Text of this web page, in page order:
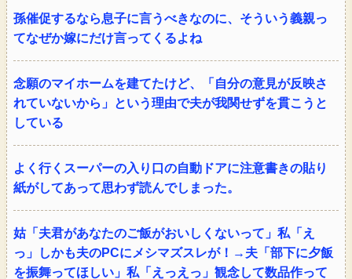
孫催促するなら息子に言うべきなのに、そういう義親っ
てなぜか嫁にだけ言ってくるよね
念願のマイホームを建てたけど、「自分の意見が反映さ
れていないから」という理由で夫が我関せずを貫こうと
している
よく行くスーパーの入り口の自動ドアに注意書きの貼り
紙がしてあって思わず読んでしまった。
姑「夫君があなたのご飯がおいしくないって」私「え
っ」しかも夫のPCにメシマズスレが！→夫「部下に夕飯
を振舞ってほしい」私「えっえっ」観念して数品作って